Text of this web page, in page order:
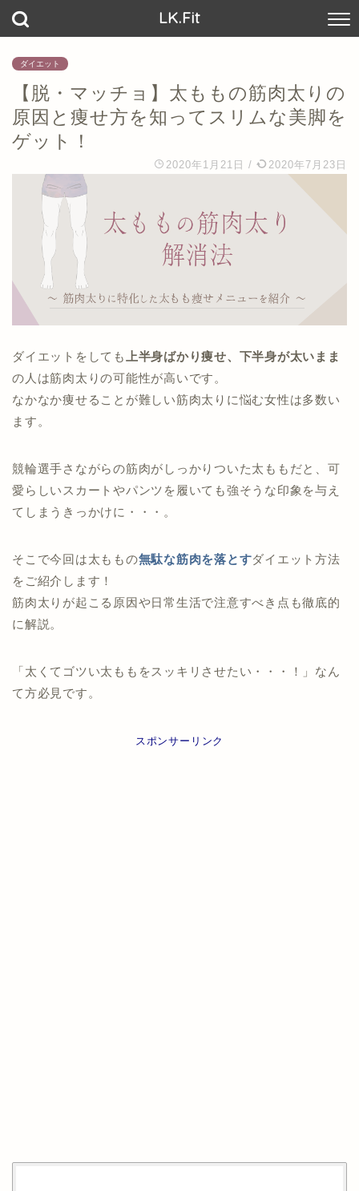
LK.Fit
ダイエット
【脱・マッチョ】太ももの筋肉太りの
原因と痩せ方を知ってスリムな美脚を
ゲット！
2020年1月21日 / 2020年7月23日
ダイエットをしても上半身ばかり痩せ、下半身が太いまま
の人は筋肉太りの可能性が高いです。
なかなか痩せることが難しい筋肉太りに悩む女性は多数い
ます。
競輪選手さながらの筋肉がしっかりついた太ももだと、可
愛らしいスカートやパンツを履いても強そうな印象を与え
てしまうきっかけに・・・。
そこで今回は太ももの無駄な筋肉を落とすダイエット方法
をご紹介します！
筋肉太りが起こる原因や日常生活で注意すべき点も徹底的
に解説。
「太くてゴツい太ももをスッキリさせたい・・・！」なん
て方必見です。
スポンサーリンク